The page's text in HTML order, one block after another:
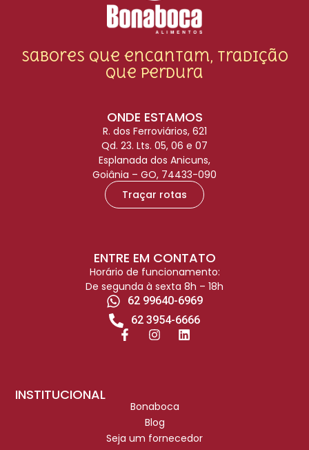
Sabores que encantam, tradição
que perdura
ONDE ESTAMOS
R. dos Ferroviários, 621
Qd. 23. Lts. 05, 06 e 07
Esplanada dos Anicuns,
Goiânia – GO, 74433-090
Traçar rotas
INSTITUCIONAL
Bonaboca
Blog
Seja um fornecedor
ENTRE EM CONTATO
Horário de funcionamento:
De segunda à sexta 8h – 18h
62 99640-6969
62 3954-6666